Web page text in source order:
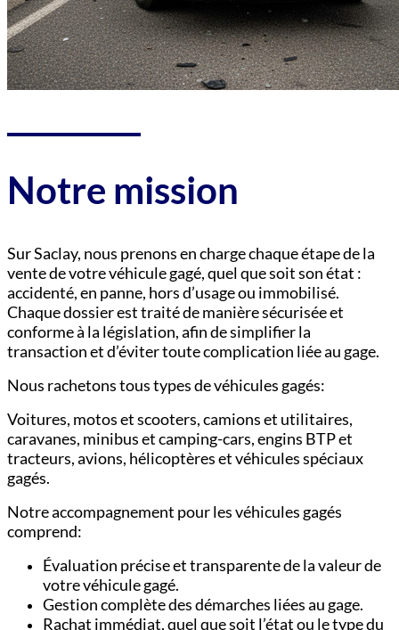
Notre mission
Sur Saclay, nous prenons en charge chaque étape de la
vente de votre véhicule gagé, quel que soit son état :
accidenté, en panne, hors d’usage ou immobilisé.
Chaque dossier est traité de manière sécurisée et
conforme à la législation, afin de simplifier la
transaction et d’éviter toute complication liée au gage.
Nous rachetons tous types de véhicules gagés:
Voitures, motos et scooters,camions et utilitaires,
caravanes, minibus et camping-cars,engins BTP et
tracteurs,avions, hélicoptères et véhicules spéciaux
gagés.
Notre accompagnement pour les véhicules gagés
comprend:
Évaluation précise et transparente de la valeur de
votre véhicule gagé.
Gestion complète des démarches liées au gage.
Rachat immédiat, quel que soit l’état ou le type du